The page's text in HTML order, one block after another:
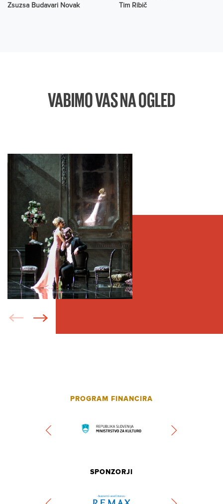
Zsuzsa Budavari Novak
Tim Ribič
VABIMO VAS NA OGLED
PROGRAM FINANCIRA
SPONZORJI